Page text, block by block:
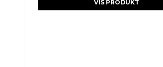
VIS PRODUKT